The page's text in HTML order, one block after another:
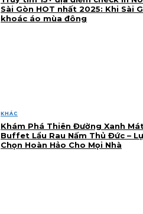
Sài Gòn HOT nhất 2025: Khi Sài
khoác áo mùa đông
KHÁC
Khám Phá Thiên Đường Xanh
Buffet Lẩu Rau Nấm Thủ Đức –
Chọn Hoàn Hảo Cho Mọi Nhà